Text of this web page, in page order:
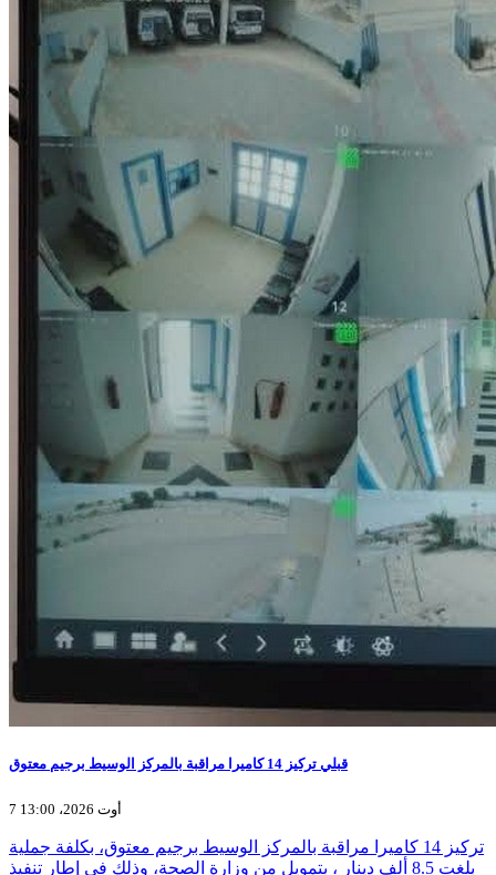
قبلي تركيز 14 كاميرا مراقبة بالمركز الوسيط برجيم معتوق
7 أوت 2026، 13:00
تركيز 14 كاميرا مراقبة بالمركز الوسيط برجيم معتوق، بكلفة جملية
بلغت 8.5 ألف دينار ، بتمويل من وزارة الصحة، وذلك في إطار تنفيذ